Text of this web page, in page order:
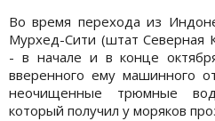
Во время перехода из
Мурхед-Сити (штат Северная
- в начале и в конце
вверенного ему машинного
неочищенные трюмные
который получил у моряков